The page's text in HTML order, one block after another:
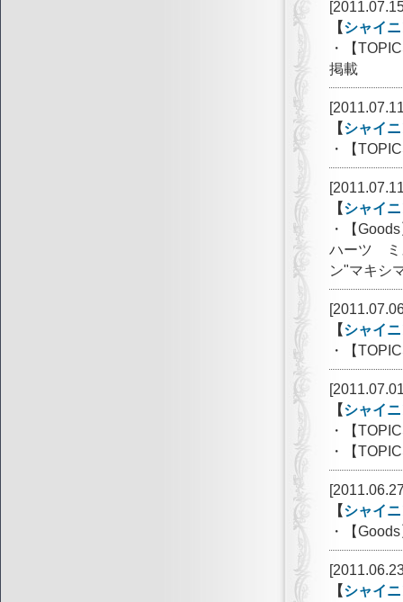
【シャイ
・【
掲載
【シャイ
・【
【シャイ
・【
ハーツ ミ
ン"マキシ
【シャイ
・【
【シャイ
・【
・【
【シャイ
・【
【シャイ